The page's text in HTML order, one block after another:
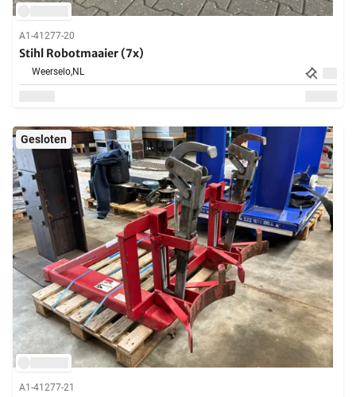
A1-41277-20
Stihl Robotmaaier (7x)
Weerselo,NL
Gesloten
A1-41277-21